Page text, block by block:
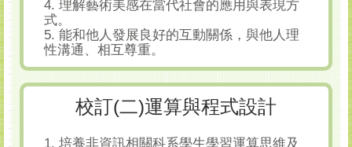
4. 理解藝術美感在當代社會的應用與表現方
式。
5. 能和他人發展良好的互動關係，與他人理
性溝通、相互尊重。
校訂(二)運算與程式設計
1. 培養非資訊相關科系學生學習運算思維及